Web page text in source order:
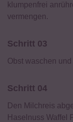
klumpenfrei
vermengen.
Schritt 03
Obst waschen
Schritt 04
Den Milchreis
Haselnuss Waffel